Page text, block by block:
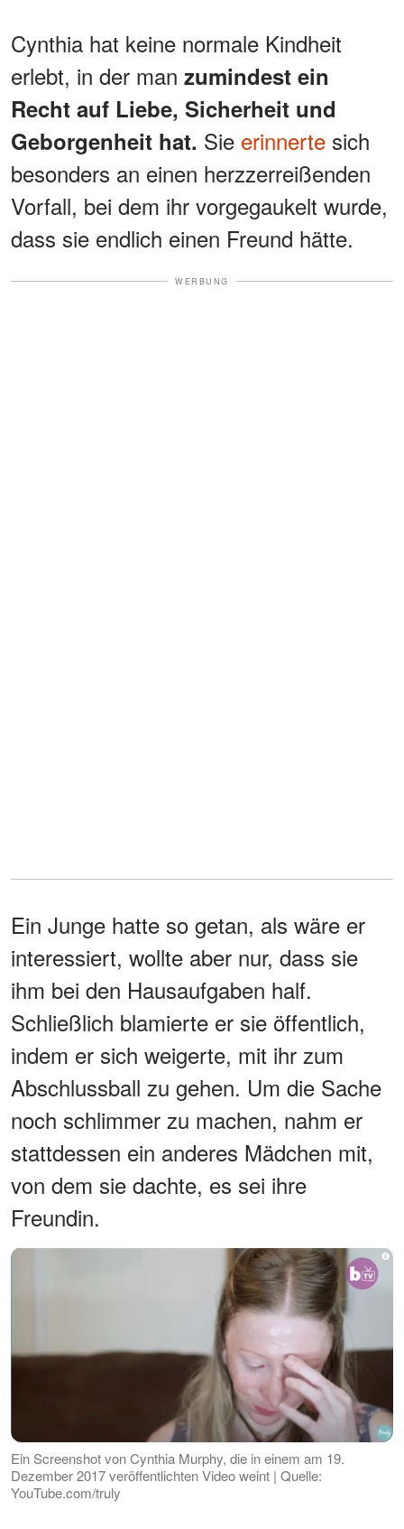
Cynthia hat keine normale Kindheit
erlebt, in der man zumindest ein
Recht auf Liebe, Sicherheit und
Geborgenheit hat. Sie erinnerte sich
besonders an einen herzzerreißenden
Vorfall, bei dem ihr vorgegaukelt wurde,
dass sie endlich einen Freund hätte.
WERBUNG
Ein Junge hatte so getan, als wäre er
interessiert, wollte aber nur, dass sie
ihm bei den Hausaufgaben half.
Schließlich blamierte er sie öffentlich,
indem er sich weigerte, mit ihr zum
Abschlussball zu gehen. Um die Sache
noch schlimmer zu machen, nahm er
stattdessen ein anderes Mädchen mit,
von dem sie dachte, es sei ihre
Freundin.
Ein Screenshot von Cynthia Murphy, die in einem am 19.
Dezember 2017 veröffentlichten Video weint | Quelle:
YouTube.com/truly